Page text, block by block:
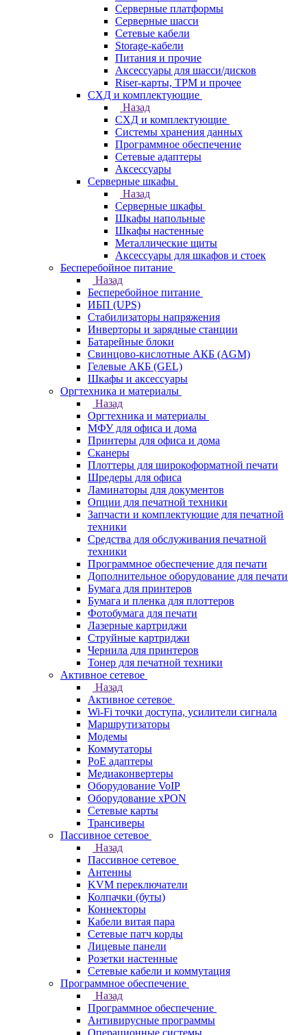
Серверные платформы
Серверные шасси
Сетевые кабели
Storage-кабели
Питания и прочие
Аксессуары для шасси/дисков
Riser-карты, TPM и прочее
СХД и комплектующие
Назад
СХД и комплектующие
Системы хранения данных
Программное обеспечение
Сетевые адаптеры
Аксессуары
Серверные шкафы
Назад
Серверные шкафы
Шкафы напольные
Шкафы настенные
Металлические щиты
Аксессуары для шкафов и стоек
Бесперебойное питание
Назад
Бесперебойное питание
ИБП (UPS)
Стабилизаторы напряжения
Инверторы и зарядные станции
Батарейные блоки
Свинцово-кислотные АКБ (AGM)
Гелевые АКБ (GEL)
Шкафы и аксессуары
Оргтехника и материалы
Назад
Оргтехника и материалы
МФУ для офиса и дома
Принтеры для офиса и дома
Сканеры
Плоттеры для широкоформатной печати
Шредеры для офиса
Ламинаторы для документов
Опции для печатной техники
Запчасти и комплектующие для печатной
техники
Средства для обслуживания печатной
техники
Программное обеспечение для печати
Дополнительное оборудование для печати
Бумага для принтеров
Бумага и пленка для плоттеров
Фотобумага для печати
Лазерные картриджи
Струйные картриджи
Чернила для принтеров
Тонер для печатной техники
Активное сетевое
Назад
Активное сетевое
Wi-Fi точки доступа, усилители сигнала
Маршрутизаторы
Модемы
Коммутаторы
PoE адаптеры
Медиаконвертеры
Оборудование VoIP
Оборудование xPON
Сетевые карты
Трансиверы
Пассивное сетевое
Назад
Пассивное сетевое
Антенны
KVM переключатели
Колпачки (буты)
Коннекторы
Кабели витая пара
Сетевые патч корды
Лицевые панели
Розетки настенные
Сетевые кабели и коммутация
Программное обеспечение
Назад
Программное обеспечение
Антивирусные программы
Операционные системы